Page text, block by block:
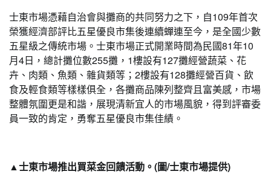
士東市場憑藉自治會與攤商的共同努力之下，自109年首次
榮獲經濟部評比五星優良市集後連續蟬連至今，是全國少數
五星級之傳統市場。士東市場正式開業時間為民國81年10
月4日，總計攤位數255攤，1樓設有127攤經營蔬菜、花
卉、肉類、魚類、雜貨類等；2樓設有128攤經營百貨、飲
食及輕食類等樣樣俱全，各攤商品陳列整齊且富美感，市場
整體氛圍更是和諧，展現清新宜人的市場風貌，得到評審委
員一致的肯定，勇奪五星優良市集佳績。
▲士東市場推出買菜金回饋活動。(圖/士東市場提供)